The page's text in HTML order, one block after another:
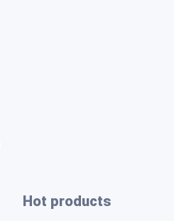
Hot products